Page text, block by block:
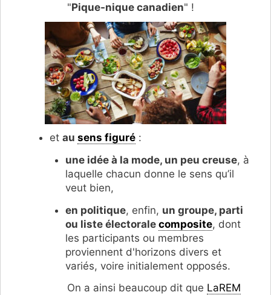
"Pique-nique canadien" !
et au sens figuré :
une idée à la mode, un peu creuse, à
laquelle chacun donne le sens qu’il
veut bien,
en politique, enfin, un groupe, parti
ou liste électorale composite, dont
les participants ou membres
proviennent d'horizons divers et
variés, voire initialement opposés.
On a ainsi beaucoup dit que LaREM